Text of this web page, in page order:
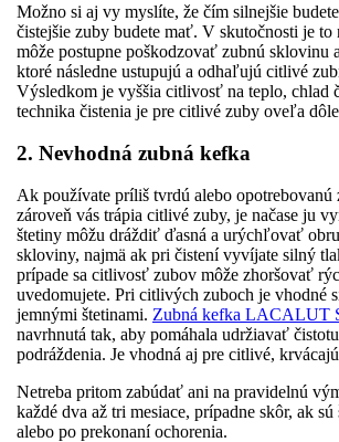
Možno si aj vy myslíte, že čím silnejšie
čistejšie zuby budete mať. V skutočnosti je
môže postupne poškodzovať zubnú sklovinu
ktoré následne ustupujú a odhaľujú citlivé
Výsledkom je vyššia citlivosť na teplo, chlad
technika čistenia je pre citlivé zuby oveľa
2. Nevhodná zubná kefka
Ak používate príliš tvrdú alebo opotrebovanú
zároveň vás trápia citlivé zuby, je načase ju
štetiny môžu dráždiť ďasná a urýchľovať
skloviny, najmä ak pri čistení vyvíjate silný
prípade sa citlivosť zubov môže zhoršovať
uvedomujete. Pri citlivých zuboch je vhodné
jemnými štetinami. Zubná kefka LACALUT
navrhnutá tak, aby pomáhala udržiavať
podráždenia. Je vhodná aj pre citlivé,
Netreba pritom zabúdať ani na pravidelnú
každé dva až tri mesiace, prípadne skôr, ak
alebo po prekonaní ochorenia.